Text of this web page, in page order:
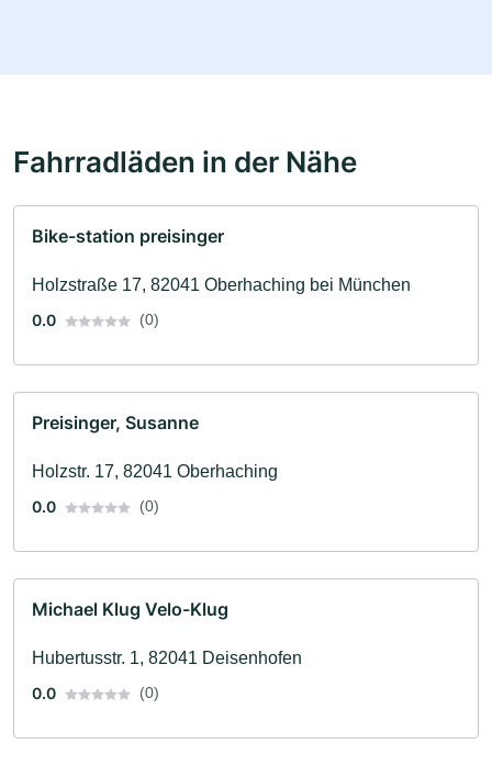
Fahrradläden in der Nähe
Bike-station preisinger
Holzstraße 17, 82041 Oberhaching bei München
0.0
(0)
Preisinger, Susanne
Holzstr. 17, 82041 Oberhaching
0.0
(0)
Michael Klug Velo-Klug
Hubertusstr. 1, 82041 Deisenhofen
0.0
(0)